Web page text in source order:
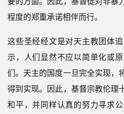
程度的郑重承诺相伴而行。
这些圣经经文是对天主教团体
示，人们显然不应以简单化或
们。天主的国度一旦完全实现，
得到实现。因此，基督宗教伦理
和平，并同样认真的努力寻求